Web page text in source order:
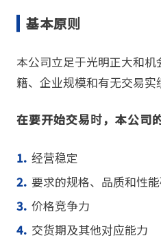
基本原则
本公司立足于光明正大和
籍、企业规模和有无交易实
在要开始交易时，本公司
经营稳定
要求的规格、品质和性
价格竞争力
交货期及其他对应能力